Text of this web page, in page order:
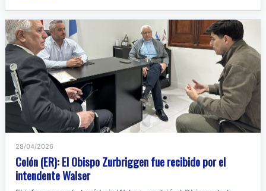
28/04/2026
Colón (ER): El Obispo Zurbriggen fue recibido por el
intendente Walser